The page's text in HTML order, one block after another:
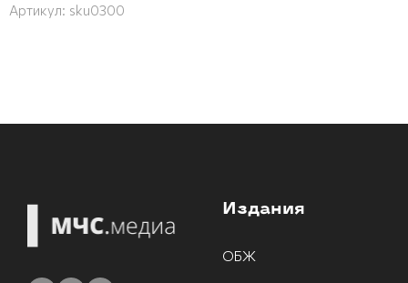
Артикул: sku0300
Издания
ОБЖ